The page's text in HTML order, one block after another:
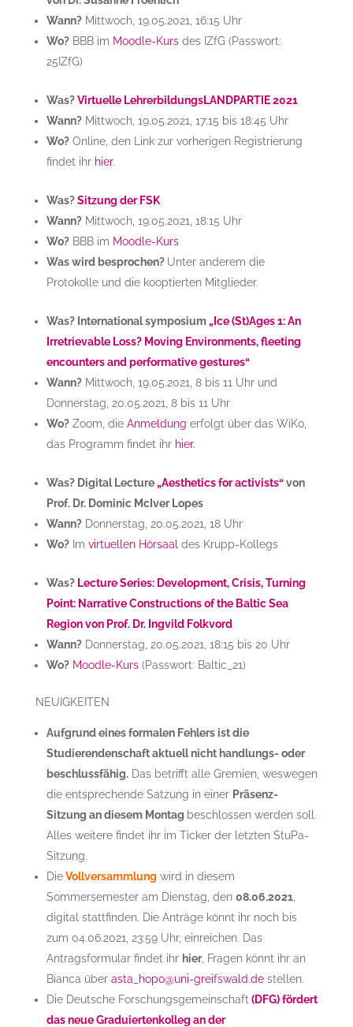
Wann?Mittwoch, 19.05.2021, 16:15 Uhr
Wo?BBB im Moodle-Kursdes IZfG (Passwort:
25IZfG)
Was?Virtuelle LehrerbildungsLANDPARTIE 2021
Wann?Mittwoch, 19.05.2021, 17:15 bis 18:45 Uhr
Wo?Online, den Link zur vorherigen Registrierung
findet ihr hier.
Was?Sitzung der FSK
Wann?Mittwoch, 19.05.2021, 18:15 Uhr
Wo?BBB im Moodle-Kurs
Was wird besprochen? Unter anderem die
Protokolle und die kooptierten Mitglieder.
Was? International symposium„Ice (St)Ages 1: An
Irretrievable Loss? Moving Environments, fleeting
encounters and performative gestures“
Wann?Mittwoch, 19.05.2021, 8 bis 11 Uhr und
Donnerstag, 20.05.2021, 8 bis 11 Uhr
Wo?Zoom, die Anmeldung erfolgt über das WiKo,
das Programm findet ihr hier.
Was? Digital Lecture„Aesthetics for activists“von
Prof. Dr. Dominic McIver Lopes
Wann?Donnerstag, 20.05.2021, 18 Uhr
Wo?Im virtuellen Hörsaal des Krupp-Kollegs
Was? Lecture Series: Development, Crisis, Turning
Point: Narrative Constructions of the Baltic Sea
Region von Prof. Dr. Ingvild Folkvord
Wann?Donnerstag, 20.05.2021, 18:15 bis 20 Uhr
Wo? Moodle-Kurs(Passwort: Baltic_21)
NEUIGKEITEN
Aufgrund eines formalen Fehlers ist die
Studierendenschaft aktuell nicht handlungs- oder
beschlussfähig.Das betrifft alle Gremien, weswegen
die entsprechende Satzung in einer Präsenz-
Sitzung an diesem Montag beschlossen werden soll.
Alles weitere findet ihr im Ticker der letzten StuPa-
Sitzung.
Die Vollversammlung wird in diesem
Sommersemester am Dienstag, den 08.06.2021,
digital stattfinden. Die Anträge könnt ihr noch bis
zum 04.06.2021, 23:59 Uhr, einreichen. Das
Antragsformular findet ihr hier, Fragen könnt ihr an
Bianca über asta_hopo@uni-greifswald.destellen.
Die Deutsche Forschungsgemeinschaft (DFG) fördert
das neue Graduiertenkolleg an der